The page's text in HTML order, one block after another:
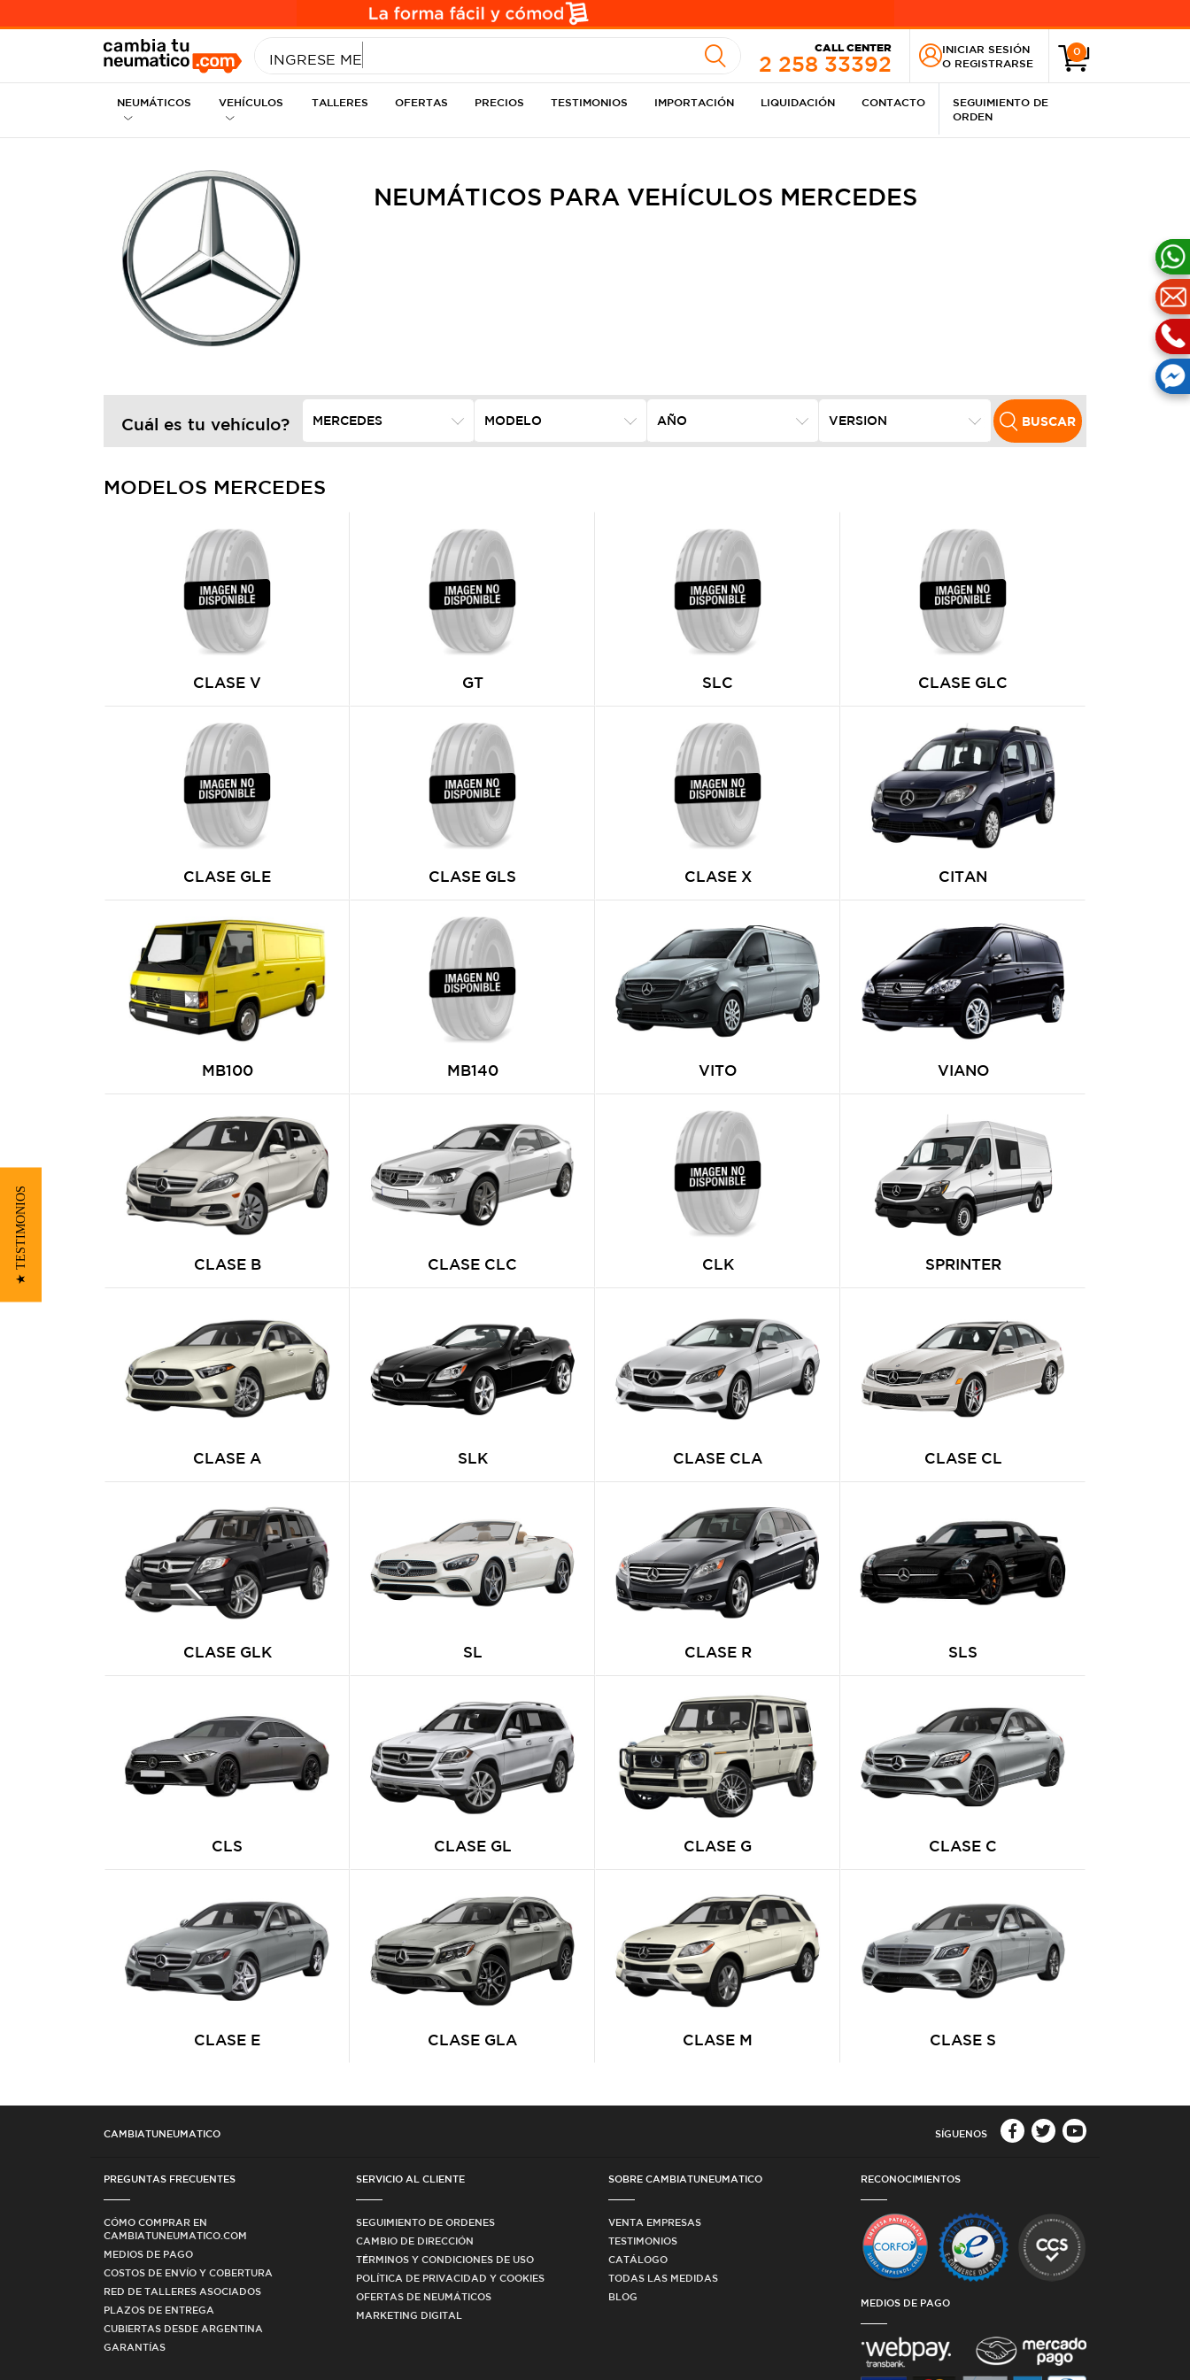
INGRESE MEDIDA
CALL CENTER
2 258 33392
INICIAR SESIÓN
O REGISTRARSE
0
NEUMÁTICOS VEHÍCULOS TALLERES OFERTAS PRECIOS TESTIMONIOS IMPORTACIÓN LIQUIDACIÓN CONTACTO
SEGUIMIENTO DE
ORDEN
NEUMÁTICOS PARA VEHÍCULOS MERCEDES
Cuál es tu vehículo? BUSCAR
MODELOS MERCEDES
CLASE V GT SLC CLASE GLC
CLASE GLE CLASE GLS CLASE X CITAN
MB100 MB140 VITO VIANO
CLASE B CLASE CLC CLK SPRINTER
CLASE A SLK CLASE CLA CLASE CL
CLASE GLK SL CLASE R SLS
CLS CLASE GL CLASE G CLASE C
CLASE E CLASE GLA CLASE M CLASE S
CAMBIATUNEUMATICO SÍGUENOS
PREGUNTAS FRECUENTES
CÓMO COMPRAR EN
CAMBIATUNEUMATICO.COM
MEDIOS DE PAGO
COSTOS DE ENVÍO Y COBERTURA
RED DE TALLERES ASOCIADOS
PLAZOS DE ENTREGA
CUBIERTAS DESDE ARGENTINA
GARANTÍAS
SERVICIO AL CLIENTE
SEGUIMIENTO DE ORDENES
CAMBIO DE DIRECCIÓN
TÉRMINOS Y CONDICIONES DE USO
POLÍTICA DE PRIVACIDAD Y COOKIES
OFERTAS DE NEUMÁTICOS
MARKETING DIGITAL
SOBRE CAMBIATUNEUMATICO
VENTA EMPRESAS
TESTIMONIOS
CATÁLOGO
TODAS LAS MEDIDAS
BLOG
RECONOCIMIENTOS
MEDIOS DE PAGO
★ TESTIMONIOS